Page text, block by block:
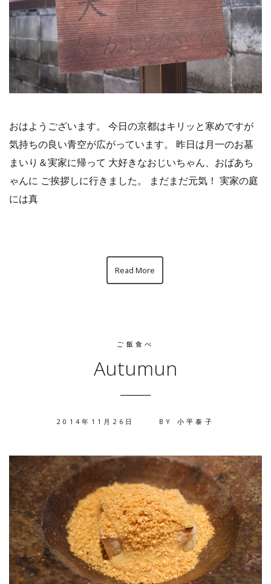
おはようございます。 今日の京都はキリッと寒めですが
気持ちの良い青空が広がっています。 昨日は月一のお墓
まいり＆実家に帰って 大好きなおじいちゃん、おばあち
ゃんに ご挨拶しに行きました。 まだまだ元気！ 実家の庭
には真
Read More
ご飯食べ
Autumun
2014年11月26日 BY 小平泰子